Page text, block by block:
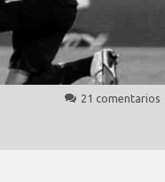
21 comentarios